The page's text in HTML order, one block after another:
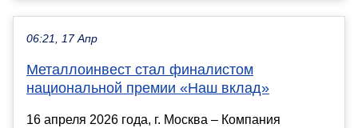
06:21, 17 Апр
Металлоинвест стал финалистом
национальной премии «Наш вклад»
16 апреля 2026 года, г. Москва – Компания